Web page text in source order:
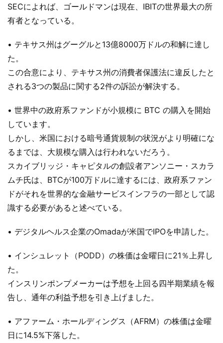
SECによれば、ゴールドマンは現在、IBITの世界最大の所
有者となっている。
• テキサス州はグーグルと13億8000万ドルの和解に達し
た。
この合意により、テキサス州の消費者保護法に違反したと
される3つの製品に関する2件の訴訟が解決する。
• 世界中の政府系ファンドが小規模に BTC の購入を開始
しています。
しかし、米国における暗号通貨規制の状況がより明確にな
るまでは、大規模な購入は行われないだろう。
スカイブリッジ・キャピタルの創設者アンソニー・スカラ
ムチ氏は、BTCが100万ドルに達するには、政府系ファン
ドがそれを世界的な金融サービスインフラの一部として認
識する必要があると述べている。
• デジタルヘルス企業のOmadaが米国でIPOを申請した。
• インシュレット（PODD）の株価は金曜日に21％上昇し
た。
インスリンポンプメーカーは予想を上回る四半期業績を報
告し、通年の利益予想を引き上げました。
• アファーム・ホールディングス（AFRM）の株価は金曜
日に14.5%下落した。